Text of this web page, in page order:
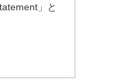
」と